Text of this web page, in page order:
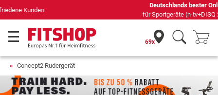
Deutschlands bester Online-Shop
für Sportgeräte (n-tv+DISQ 2016-2024)
69x
Concept2 Rudergerät